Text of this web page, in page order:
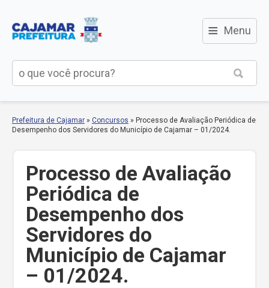
≡ Menu
Prefeitura de Cajamar » Concursos » Processo de Avaliação Periódica de
Desempenho dos Servidores do Município de Cajamar – 01/2024.
Processo de Avaliação
Periódica de
Desempenho dos
Servidores do
Município de Cajamar
– 01/2024.